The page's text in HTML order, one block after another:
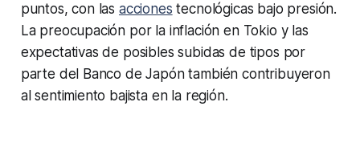
puntos, con las acciones tecnológicas bajo presión.
La preocupación por la inflación en Tokio y las
expectativas de posibles subidas de tipos por
parte del Banco de Japón también contribuyeron
al sentimiento bajista en la región.